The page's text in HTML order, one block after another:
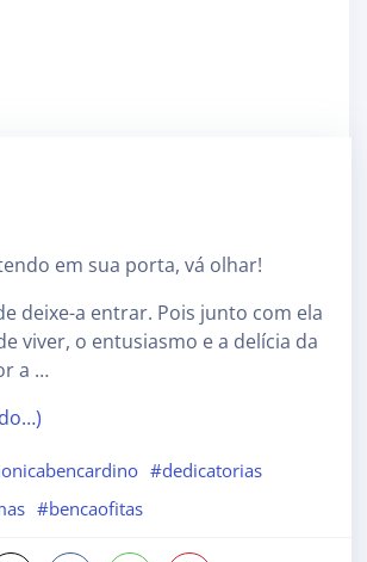
em sua porta, vá olhar!
deixe-a entrar. Pois junto com ela
viver, o entusiasmo e a delícia da
a …
#dedicatorias
#bencaofitas